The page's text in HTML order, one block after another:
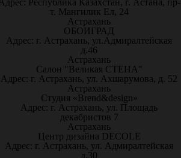
Республика Казахстан, г. Астана, пр-
т. Мангилик Ел, 24
Астрахань
ОБОИГРАД
Адрес: г. Астрахань, ул.Адмиралтейская
д.46
Астрахань
Салон "Великая СТЕНА"
Адрес: г. Астрахань, ул. Ахшарумова, д. 52
Астрахань
Студия «Brend&design»
Адрес: г. Астрахань, ул. Площадь
декабристов 7
Астрахань
Центр дизайна DECOLE
Адрес: г. Астрахань, ул. Адмиралтейская
д.30